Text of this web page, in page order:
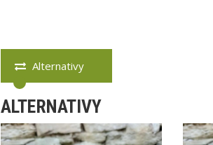
Alternativy
ALTERNATIVY